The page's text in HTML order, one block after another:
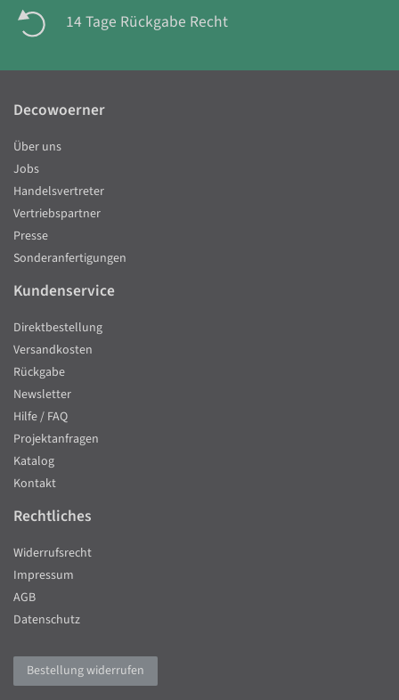
14 Tage Rückgabe Recht
Decowoerner
Über uns
Jobs
Handelsvertreter
Vertriebspartner
Presse
Sonderanfertigungen
Kundenservice
Direktbestellung
Versandkosten
Rückgabe
Newsletter
Hilfe / FAQ
Projektanfragen
Katalog
Kontakt
Rechtliches
Widerrufsrecht
Impressum
AGB
Datenschutz
Bestellung widerrufen